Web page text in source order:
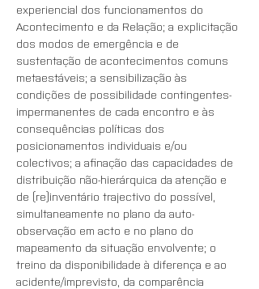
experiencial dos funcionamentos do
Acontecimento e da Relação; a explicitação
dos modos de emergência e de
sustentação de acontecimentos comuns
metaestáveis; a sensibilização às
condições de possibilidade contingentes-
impermanentes de cada encontro e às
consequências políticas dos
posicionamentos individuais e/ou
colectivos; a afinação das capacidades de
distribuição não-hierárquica da atenção e
de (re)inventário trajectivo do possível,
simultaneamente no plano da auto-
observação em acto e no plano do
mapeamento da situação envolvente; o
treino da disponibilidade à diferença e ao
acidente/imprevisto, da comparência